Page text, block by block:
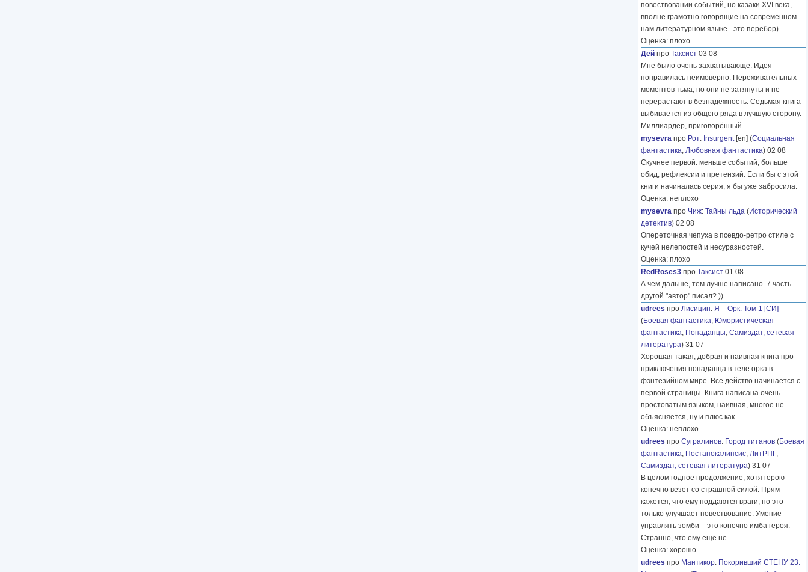
повествовании событий, но казаки XVI века,
вполне грамотно говорящие на современном
нам литературном языке - это перебор)
Оценка: плохо
Дей про Таксист 03 08
Мне было очень захватывающе. Идея
понравилась неимоверно. Переживательных
моментов тьма, но они не затянуты и не
перерастают в безнадёжность. Седьмая книга
выбивается из общего ряда в лучшую сторону.
Миллиардер, приговорённый ………
mysevra про Рот: Insurgent[en] (Социальная
фантастика, Любовная фантастика) 02 08
Скучнее первой: меньше событий, больше
обид, рефлексии и претензий. Если бы с этой
книги начиналась серия, я бы уже забросила.
Оценка: неплохо
mysevra про Чиж: Тайны льда (Исторический
детектив) 02 08
Опереточная чепуха в псевдо-ретро стиле с
кучей нелепостей и несуразностей.
Оценка: плохо
RedRoses3 про Таксист 01 08
А чем дальше, тем лучше написано. 7 часть
другой "автор" писал? ))
udrees про Лисицин: Я – Орк. Том 1 [СИ]
(Боевая фантастика, Юмористическая
фантастика, Попаданцы, Самиздат, сетевая
литература) 31 07
Хорошая такая, добрая и наивная книга про
приключения попаданца в теле орка в
фэнтезийном мире. Все действо начинается с
первой страницы. Книга написана очень
простоватым языком, наивная, многое не
объясняется, ну и плюс как ………
Оценка: неплохо
udrees про Сугралинов: Город титанов (Боевая
фантастика, Постапокалипсис, ЛитРПГ,
Самиздат, сетевая литература) 31 07
В целом годное продолжение, хотя герою
конечно везет со страшной силой. Прям
кажется, что ему поддаются враги, но это
только улучшает повествование. Умение
управлять зомби – это конечно имба героя.
Странно, что ему еще не ………
Оценка: хорошо
udrees про Мантикор: Покоривший СТЕНУ 23: